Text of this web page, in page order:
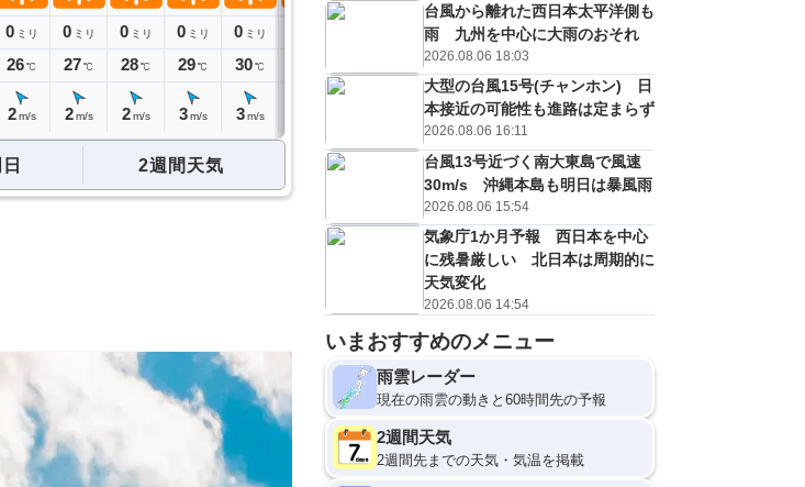
0 ミリ
26℃
2 m/s
0 ミリ
27℃
2 m/s
0 ミリ
28℃
2 m/s
0 ミリ
29℃
3 m/s
0 ミリ
30℃
3 m/s
ミリ
28
m/s
0ミリ
27
2m/s
0ミリ
25
2 m/s
0ミリ
1m/s
0
1m/s
2週間天気
台風から離れた西日本太平洋側も
雨 九州を中心に大雨のおそれ
2026.08.06 18:03
大型の台風15号(チャンホン) 日
本接近の可能性も進路は定まらず
2026.08.06 16:11
台風13号近づく南大東島で風速
30m/s 沖縄本島も明日は暴風雨
2026.08.06 15:54
気象庁1か月予報 西日本を中心
に残暑厳しい 北日本は周期的に
天気変化
2026.08.06 14:54
いまおすすめのメニュー
雨雲レーダー
現在の雨雲の動きと60時間先の予報
2週間天気
2週間先までの天気・気温を掲載